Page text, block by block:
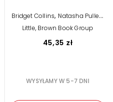
Bridget Collins, Natasha Pulley,
Imogen Hermes Gowar
Kidd,Elizabeth Macneal,
Andrew Michael Hurley
Kiran Millwood Hargrave
Little, Brown Book Group
45,35 zł
WYSYŁAMY W 5-7 DNI